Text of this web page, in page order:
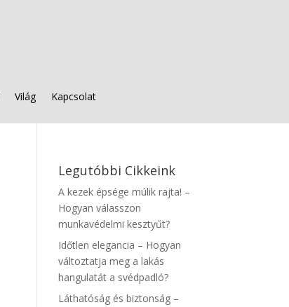
Világ Kapcsolat
Legutóbbi Cikkeink
A kezek épsége múlik rajta! –
Hogyan válasszon
munkavédelmi kesztyűt?
Időtlen elegancia – Hogyan
változtatja meg a lakás
hangulatát a svédpadló?
Láthatóság és biztonság –